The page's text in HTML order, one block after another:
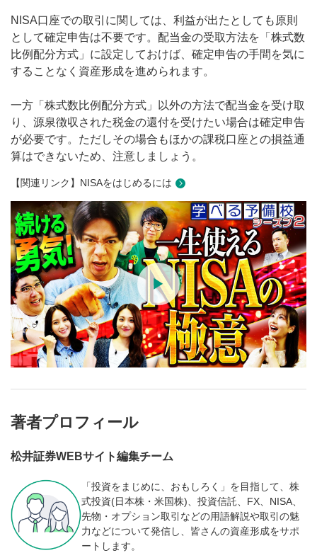
NISA口座での取引に関しては、利益が出たとしても原則
として確定申告は不要です。配当金の受取方法を「株式数
比例配分方式」に設定しておけば、確定申告の手間を気に
することなく資産形成を進められます。
一方「株式数比例配分方式」以外の方法で配当金を受け取
り、源泉徴収された税金の還付を受けたい場合は確定申告
が必要です。ただしその場合もほかの課税口座との損益通
算はできないため、注意しましょう。
【関連リンク】NISAをはじめるには
著者プロフィール
松井証券WEBサイト編集チーム
「投資をまじめに、おもしろく」を目指して、株
式投資(日本株・米国株)、投資信託、FX、NISA、
先物・オプション取引などの用語解説や取引の魅
力などについて発信し、皆さんの資産形成をサポ
ートします。